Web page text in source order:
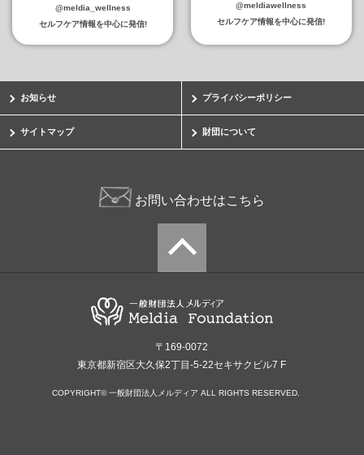
@meldia_wellness
セルフケア情報を中心に発信!
@meldiawellness
セルフケア情報を中心に発信!
お知らせ プライバシーポリシー
サイトマップ 財団について
お問い合わせはこちら
〒169-0072
東京都新宿区大久保2丁目-5-22セキサクビル7 F
COPYRIGHT© 一般財団法人メルディア ALL RIGHTS RESERVED.